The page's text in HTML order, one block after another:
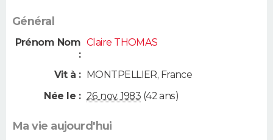
Général
Prénom Nom
:
Claire THOMAS
Vit à : MONTPELLIER, France
Née le : 26 nov. 1983 (42 ans)
Ma vie aujourd'hui